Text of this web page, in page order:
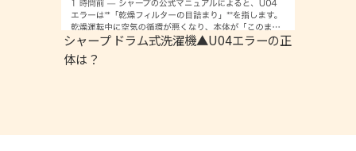
シャープ ドラム式洗濯機▲U04エラーの正
体は？